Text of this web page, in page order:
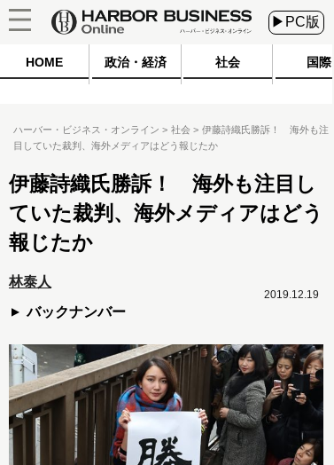
▶PC版
HOME 政治・経済 社会 国際
ハーバー・ビジネス・オンライン 社会
伊藤詩織氏勝訴！ 海外も注
目していた裁判、海外メディアはどう報じたか
伊藤詩織氏勝訴！ 海外も注目し
ていた裁判、海外メディアはどう
報じたか
林泰人
バックナンバー
2019.12.19